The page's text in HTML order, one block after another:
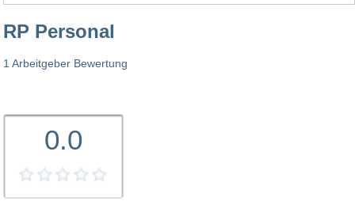
RP Personal
1 Arbeitgeber Bewertung
0.0